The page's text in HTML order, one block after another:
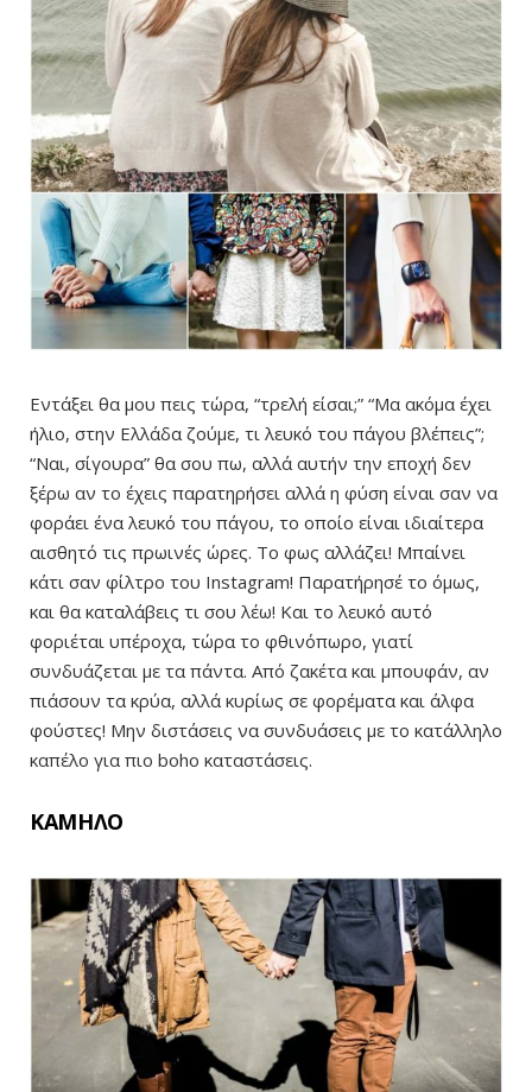
Εντάξει θα μου πεις τώρα, “τρελή είσαι;” “Μα ακόμα έχει
ήλιο, στην Ελλάδα ζούμε, τι λευκό του πάγου βλέπεις”;
“Ναι, σίγουρα” θα σου πω, αλλά αυτήν την εποχή δεν
ξέρω αν το έχεις παρατηρήσει αλλά η φύση είναι σαν να
φοράει ένα λευκό του πάγου, το οποίο είναι ιδιαίτερα
αισθητό τις πρωινές ώρες. Το φως αλλάζει! Μπαίνει
κάτι σαν φίλτρο του Instagram! Παρατήρησέ το όμως,
και θα καταλάβεις τι σου λέω! Και το λευκό αυτό
φοριέται υπέροχα, τώρα το φθινόπωρο, γιατί
συνδυάζεται με τα πάντα. Από ζακέτα και μπουφάν, αν
πιάσουν τα κρύα, αλλά κυρίως σε φορέματα και άλφα
φούστες! Μην διστάσεις να συνδυάσεις με το κατάλληλο
καπέλο για πιο boho καταστάσεις.
ΚΑΜΗΛΟ